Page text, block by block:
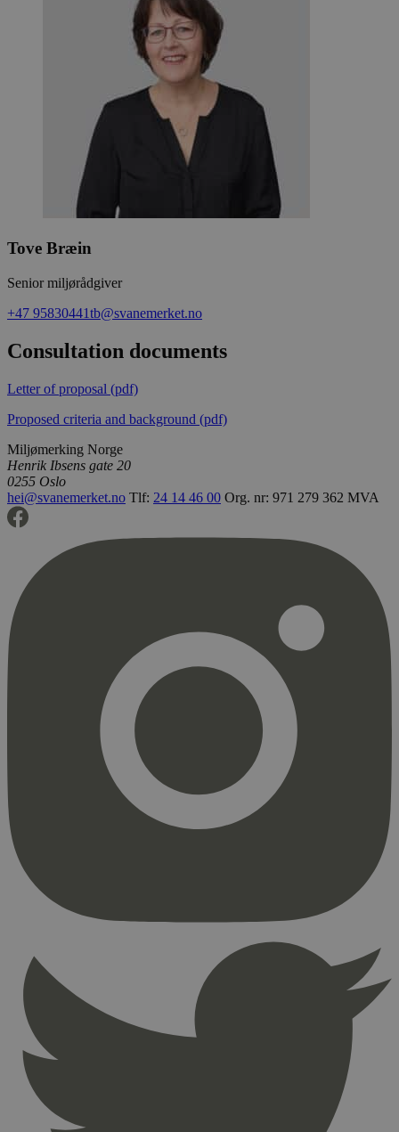
Tove Bræin
Senior miljørådgiver
+47 95830441tb@svanemerket.no
Consultation documents
Letter of proposal (pdf)
Proposed criteria and background (pdf)
Miljømerking Norge
Henrik Ibsens gate 20
0255 Oslo
hei@svanemerket.no Tlf: 24 14 46 00 Org. nr: 971 279 362 MVA